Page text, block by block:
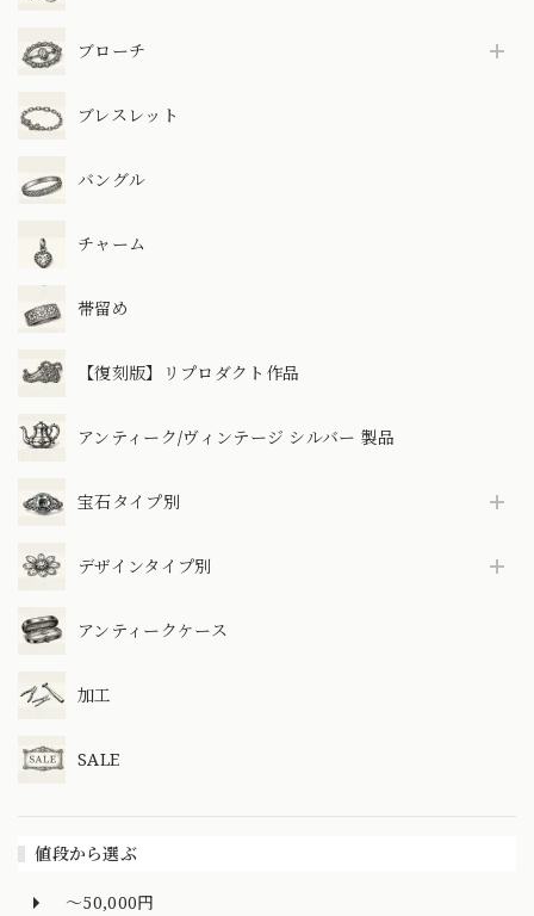
ブローチ
ブレスレット
バングル
チャーム
帯留め
【復刻版】リプロダクト作品
アンティーク/ヴィンテージ シルバー 製品
宝石タイプ別
デザインタイプ別
アンティークケース
加工
SALE
値段から選ぶ
～50,000円